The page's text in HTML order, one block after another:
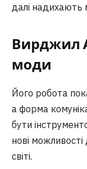
далі надихають
Вирджил
моди
Його робота
а форма
бути
нові
світі.